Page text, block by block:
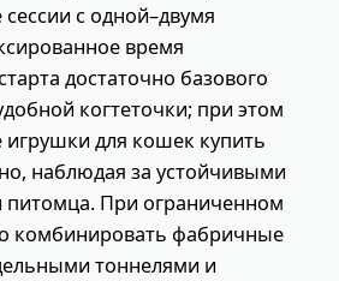
с одной–двумя
время
достаточно базового
когтеточки; при этом
для кошек купить
наблюдая за устойчивыми
питомца. При ограниченном
комбинировать фабричные
тоннелями и